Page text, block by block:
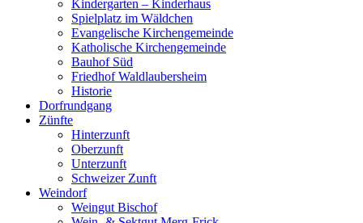
Kindergarten – Kinderhaus
Spielplatz im Wäldchen
Evangelische Kirchengemeinde
Katholische Kirchengemeinde
Bauhof Süd
Friedhof Waldlaubersheim
Historie
Dorfrundgang
Zünfte
Hinterzunft
Oberzunft
Unterzunft
Schweizer Zunft
Weindorf
Weingut Bischof